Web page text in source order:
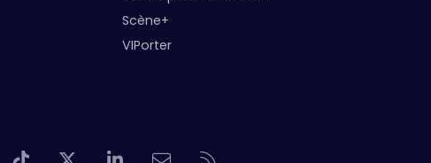
Scène+
VIPorter